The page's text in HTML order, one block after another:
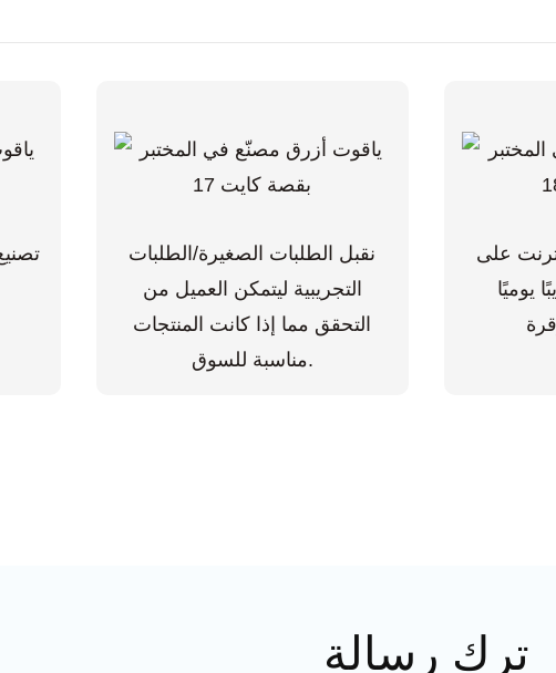
نقبل الطلبات الصغيرة/الطلبات
التجريبية ليتمكن العميل من
التحقق مما إذا كانت المنتجات
مناسبة للسوق.
على
يوميًا
ترك رسالة